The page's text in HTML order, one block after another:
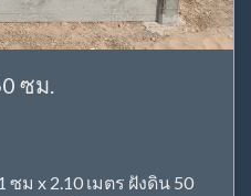
ซม.
ม x 2.10 เมตร ฝังดิน 50